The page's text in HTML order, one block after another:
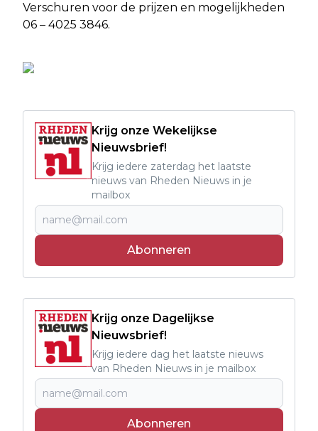
Verschuren voor de prijzen en mogelijkheden
06 – 4025 3846.
Krijg onze Wekelijkse
Nieuwsbrief!
Krijg iedere zaterdag het laatste
nieuws van Rheden Nieuws in je
mailbox
Abonneren
Krijg onze Dagelijkse
Nieuwsbrief!
Krijg iedere dag het laatste nieuws
van Rheden Nieuws in je mailbox
Abonneren